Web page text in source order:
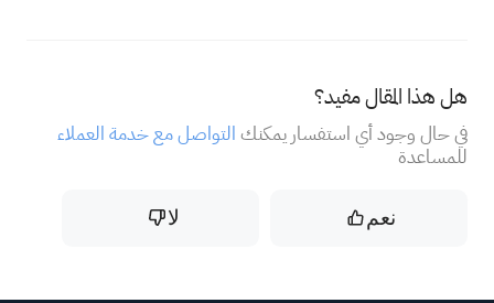
هل هذا المقال مفيد؟
في حال وجود أي استفسار يمكنك التواصل مع خدمة العملاء
للمساعدة
نعم لا